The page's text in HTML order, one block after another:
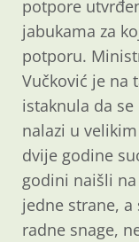
potpore
jabukama za
potporu.
Vučković je na
istaknula da
nalazi u
dvije godine
godini naišli
jedne strane,
radne snage,